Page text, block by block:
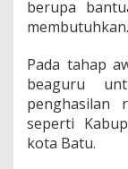
berupa
membutuhkan.
Pada tahap
beaguru
penghasilan
seperti
kota Batu.